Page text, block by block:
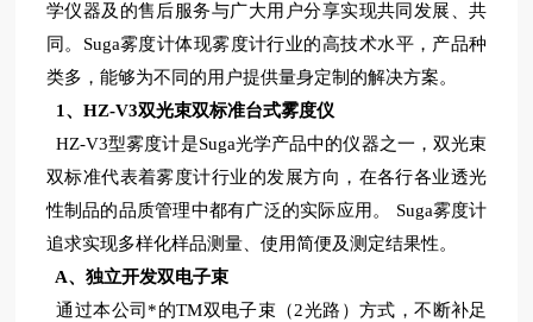
学仪器及的售后服务与广大用户分享实现共同发展、共
同。 Suga雾度计体现雾度计行业的高技术水平，产品种
类多，能够为不同的用户提供量身定制的解决方案。
1、HZ-V3双光束双标准台式雾度仪
HZ-V3型雾度计是Suga光学产品中的仪器之一，双光束
双标准代表着雾度计行业的发展方向，在各行各业透光
性制品的品质管理中都有广泛的实际应用。 Suga雾度计
追求实现多样化样品测量、使用简便及测定结果性。
A、独立开发双电子束
通过本公司*的TM双电子束（2光路）方式，不断补足